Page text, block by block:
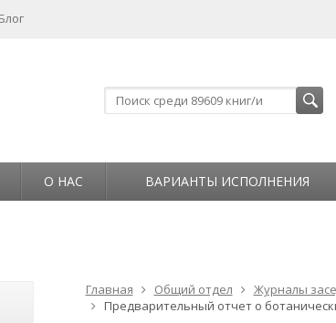
Блог
О НАС ВАРИАНТЫ ИСПОЛНЕНИЯ
Главная Общий отдел
Журналы
Предварительный отчет о